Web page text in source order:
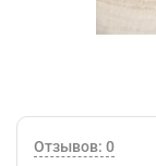
Отзывов: 0